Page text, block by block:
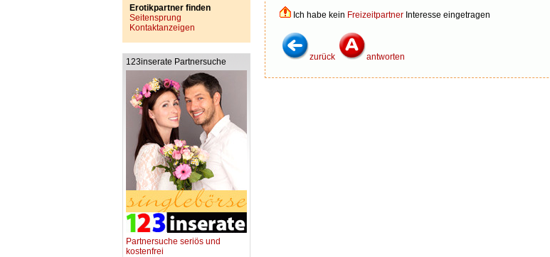
Erotikpartner finden
Seitensprung
Kontaktanzeigen
123inserate Partnersuche
Partnersuche seriös und
kostenfrei
Ich habe kein Freizeitpartner Interesse eingetragen
zurück antworten